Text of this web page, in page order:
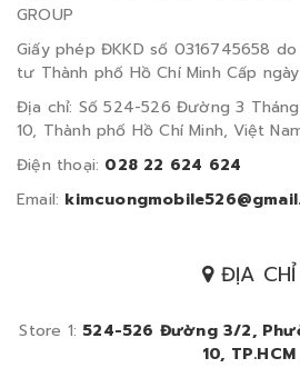
GROUP
Giấy phép ĐKKD số 0316745658
tư Thành phố Hồ Chí Minh Cấp
Địa chỉ: Số 524-526 Đường 3
10, Thành phố Hồ Chí Minh, Việt
Điện thoại: 028 22 624 624
Email:
ĐỊA CHỈ
Store 1: 524-526 Đường 3/2,
10, TP.HCM